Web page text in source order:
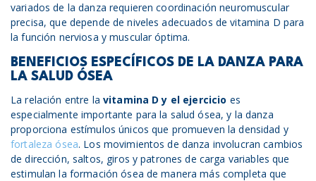
variados de la danza requieren coordinación neuromuscular
precisa, que depende de niveles adecuados de vitamina D para
la función nerviosa y muscular óptima.
BENEFICIOS ESPECÍFICOS DE LA DANZA PARA
LA SALUD ÓSEA
La relación entre la vitamina D y el ejercicio es
especialmente importante para la salud ósea, y la danza
proporciona estímulos únicos que promueven la densidad y
fortaleza ósea. Los movimientos de danza involucran cambios
de dirección, saltos, giros y patrones de carga variables que
estimulan la formación ósea de manera más completa que